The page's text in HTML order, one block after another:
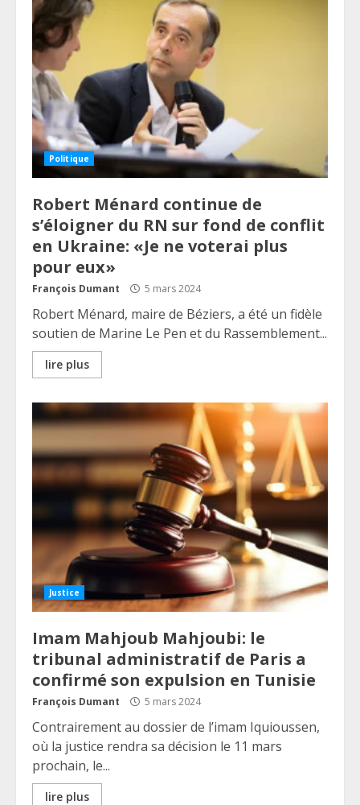
Politique
Robert Ménard continue de
s’éloigner du RN sur fond de conflit
en Ukraine: «Je ne voterai plus
pour eux»
François Dumant 5 mars 2024
Robert Ménard, maire de Béziers, a été un fidèle
soutien de Marine Le Pen et du Rassemblement...
lire plus
Justice
Imam Mahjoub Mahjoubi: le
tribunal administratif de Paris a
confirmé son expulsion en Tunisie
François Dumant 5 mars 2024
Contrairement au dossier de l’imam Iquioussen,
où la justice rendra sa décision le 11 mars
prochain, le...
lire plus